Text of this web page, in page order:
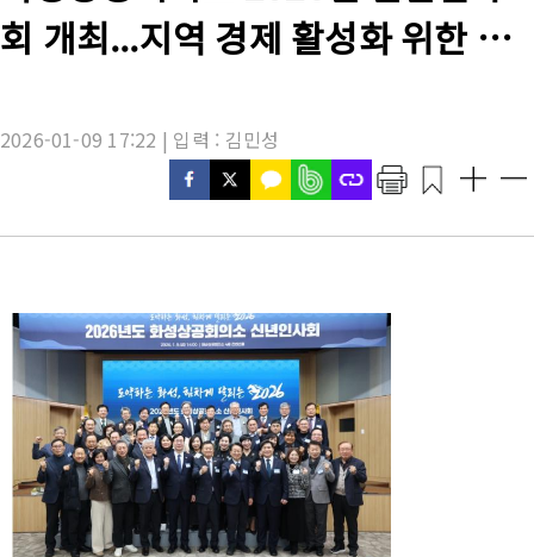
목
:회 개최...지역 경제 활성화 위한 기
2026-01-09 17:22 | 입력 : 김민성